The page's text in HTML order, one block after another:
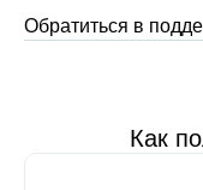
Обратиться в
Как